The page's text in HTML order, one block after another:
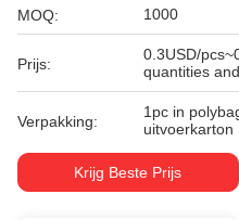
MOQ: 1000
Prijs:
0.3USD/pcs~0.9USD/
quantities
Verpakking:
1pc in
uitvoerkarton
Krijg Beste Prijs